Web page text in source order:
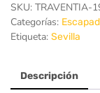
SKU: TRAVENTIA-
Categorías:
Etiqueta: Sevilla
Descripción